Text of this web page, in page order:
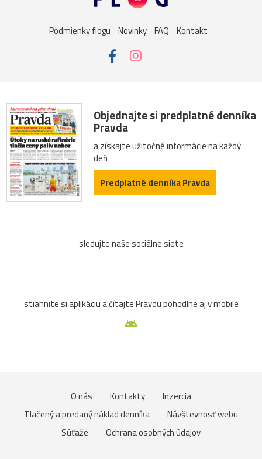
Podmienky flogu Novinky FAQ Kontakt
Objednajte si predplatné denníka
Pravda
a získajte užitočné informácie na každý
deň
Predplatné denníka Pravda
sledujte naše sociálne siete
stiahnite si aplikáciu a čítajte Pravdu pohodlne aj v mobile
O nás Kontakty
Inzercia
Tlačený a predaný náklad denníka
Návštevnosť webu
Súťaže
Ochrana osobných údajov